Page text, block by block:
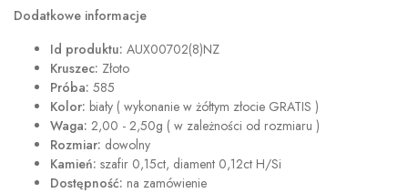
Dodatkowe informacje
Id produktu: AUX00702(8)NZ
Kruszec: Złoto
Próba: 585
Kolor: biały ( wykonanie w żółtym złocie GRATIS )
Waga: 2,00 - 2,50g ( w zależności od rozmiaru )
Rozmiar: dowolny
Kamień: szafir 0,15ct, diament 0,12ct H/Si
Dostępność: na zamówienie